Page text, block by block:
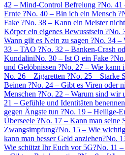
42 – Mind-Control Befreiung ?No. 41
Ernte ?No. 40 – Bin ich ein Mensch ?
Fake ?No. 38 – Kann ein Meister
Körper ein eigenes Bewusstsein ?No.
Wann gilt es Nein zu sagen ?No. 34 –
33 – TAO ?No. 32 – Banken-Crash
KundaliniNo. 30 – Ist Q ein Fake ?
und Gelöbnissen ?No. 27 – Wie kann
No. 26 – Zigaretten ?No. 25 – Starke
Beinen ?No. 24 – Gibt es Viren oder
Menschen ?No. 22 – Warum sind wir
21 – Gefühle und Identitäten
gegen Ängste tun ?No. 19 – Heilige-
Überseele ?No. 17 – Kann man seine
Zwangsimpfung?No. 15 – Wie
kann man besser Geld anziehen?No.
Wie schützt Ihr Euch vor 5G?No. 11